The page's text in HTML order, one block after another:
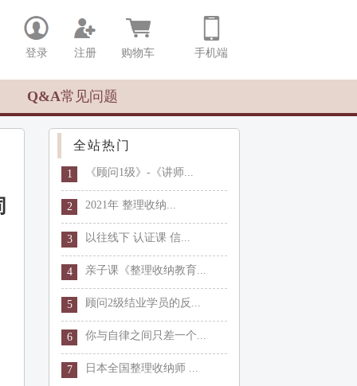
手机端
购物车
注册
登录
Q&A常见问题
全站热门
1 《顾问1级》-《讲师...
2 2021年 整理收纳...
3 以往线下 认证课 信...
4 亲子课《整理收纳教育...
5 顾问2级结业学员的反...
6 你与自律之间只差一个...
7 日本全国整理收纳师 ...